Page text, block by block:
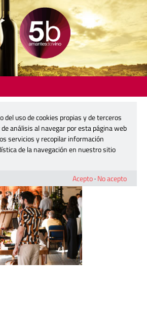
25-1200
del uso de cookies propias y de terceros
análisis al navegar por esta página web
servicios y recopilar información
de la navegación en nuestro sitio
Acepto· No acepto